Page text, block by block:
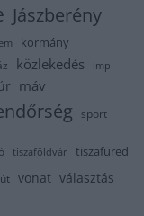
Jászberény
kormány
közlekedés lmp
máv
sport
tiszaföldvár tiszafüred
vonat választás